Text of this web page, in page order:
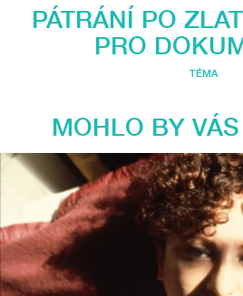
PÁTRÁNÍ PO
PRO
TÉMA
MOHLO BY